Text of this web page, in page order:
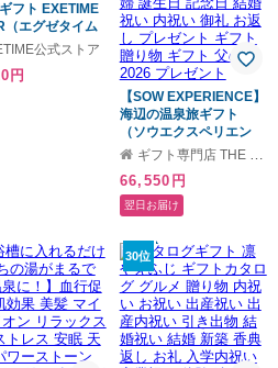
フト EXETIME
（エグゼタイム
）温泉プレゼン
公式ストア
円
【SOW EXPERIENCE】
海辺の温泉旅ギフト
（ソウエクスペリエン
ス） 体験ギフト ペア 2
熱海 海 温泉 カップル 夫
婦 誕生日 記念日 結婚祝
い 内祝い 御礼 お返し プ
レゼント ギフト 贈り物
ギフト 父の日 2026 プレ
ゼント
ギフト専門店 THE WOW
66,550円
翌日お届け
30位